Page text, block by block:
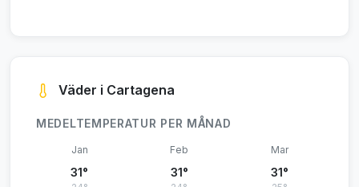
Väder i Cartagena
MEDELTEMPERATUR PER MÅNAD
Jan
31°
Feb
31°
Mar
31°